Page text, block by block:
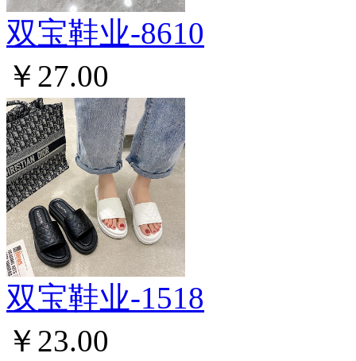
双宝鞋业-8610
￥27.00
双宝鞋业-1518
￥23.00